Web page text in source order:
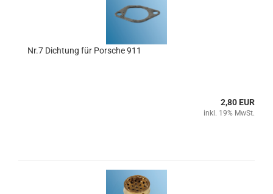
Nr.7 Dichtung für Porsche 911
2,80 EUR
inkl. 19% MwSt.